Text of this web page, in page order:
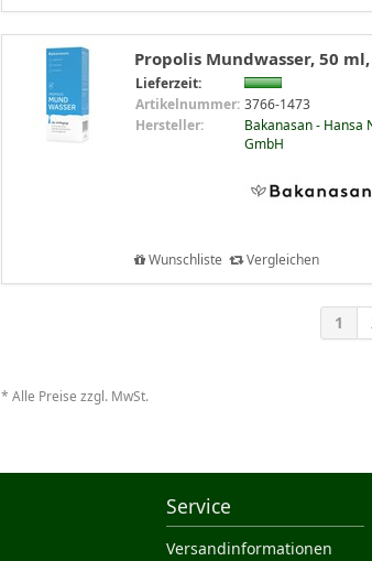
Propolis Mundwasser, 50
Lieferzeit:
Artikelnummer: 3766-1473
Hersteller:
Bakanasan - Hansa
GmbH
Wunschliste Vergleichen
1
* Alle Preise zzgl. MwSt.
Service
Versandinformationen